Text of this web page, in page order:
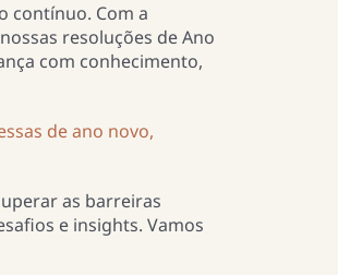
contínuo. Com a
resoluções de Ano
com conhecimento,
de ano novo,
as barreiras
e insights. Vamos